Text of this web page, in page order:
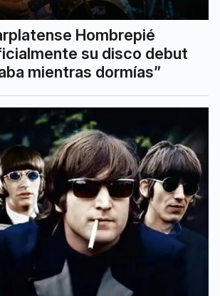
Hombrepié
su disco debut
mientras dormías”